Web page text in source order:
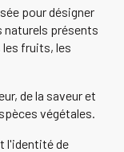
pour désigner
naturels présents
les fruits, les
de la saveur et
végétales.
l'identité de